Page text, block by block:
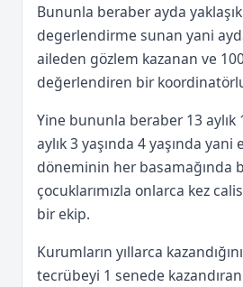
Bununla beraber ayda
degerlendirme sunan yani
aileden gözlem kazanan ve
değerlendiren bir
Yine bununla beraber 13 aylık
aylık 3 yaşında 4 yaşında
döneminin her basamağında
çocuklarımızla onlarca kez
bir ekip.
Kurumların yıllarca
tecrübeyi 1 senede